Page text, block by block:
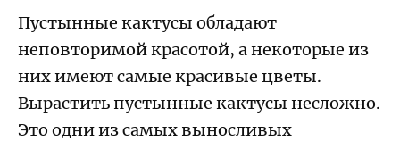
Пустынные кактусы обладают
неповторимой красотой, а некоторые из
них имеют самые красивые цветы.
Вырастить пустынные кактусы несложно.
Это одни из самых выносливых